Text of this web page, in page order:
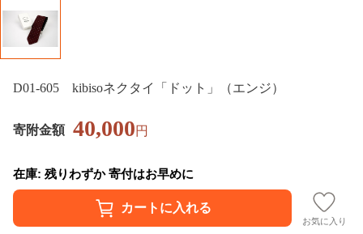
D01-605 kibisoネクタイ「ドット」（エンジ）
寄附金額 40,000円
在庫: 残りわずか 寄付はお早めに
お気に入り